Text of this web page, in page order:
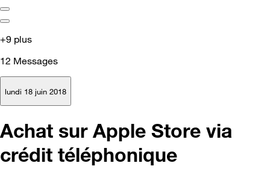
+9 plus
12 Messages
lundi 18 juin 2018
Achat sur Apple Store via
crédit téléphonique